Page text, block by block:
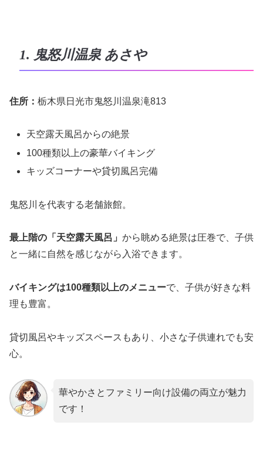
1. 鬼怒川温泉 あさや
住所： 栃木県日光市鬼怒川温泉滝813
天空露天風呂からの絶景
100種類以上の豪華バイキング
キッズコーナーや貸切風呂完備
鬼怒川を代表する老舗旅館。
最上階の「天空露天風呂」 から眺める絶景は圧巻で、子供
と一緒に自然を感じながら入浴できます。
バイキングは100種類以上のメニューで、子供が好きな料
理も豊富。
貸切風呂やキッズスペースもあり、小さな子供連れでも安
心。
華やかさとファミリー向け設備の両立が魅力
です！